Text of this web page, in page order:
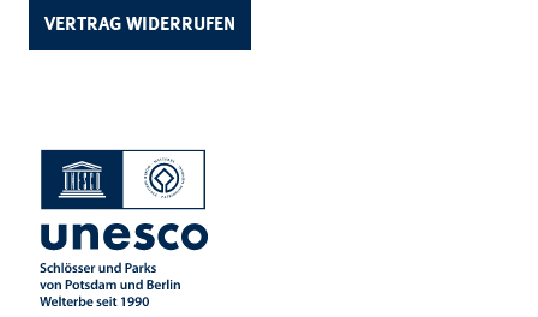
VERTRAG WIDERRUFEN